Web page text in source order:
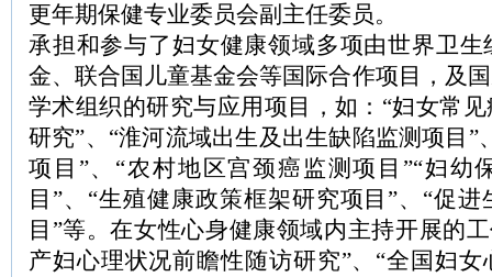
更年期保健专业委员会副主任委员。
承担和参与了妇女健康领域多项由世界卫
金、联合国儿童基金会等国际合作项目，及
学术组织的研究与应用项目，如：“妇女常
研究”、“淮河流域出生及出生缺陷监测项目”
项目”、“农村地区宫颈癌监测项目”“妇幼
目”、“生殖健康政策框架研究项目”、“促
目”等。在女性心身健康领域内主持开展的
产妇心理状况前瞻性随访研究”、“全国妇